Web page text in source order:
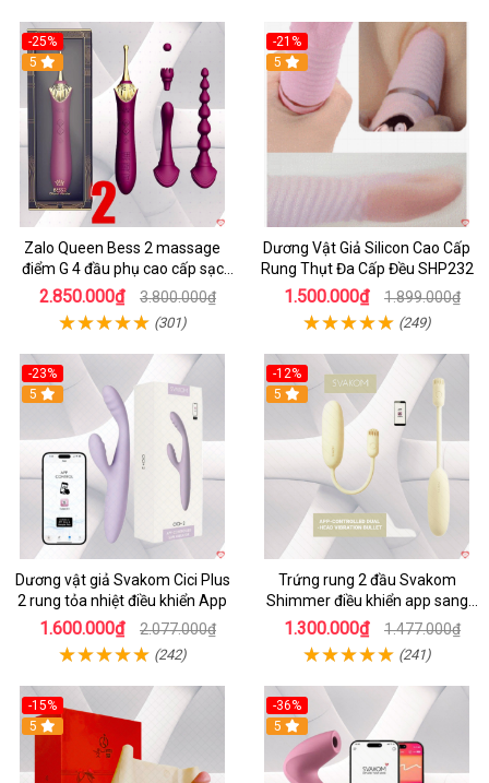
-25%
5
Zalo Queen Bess 2 massage
điểm G 4 đầu phụ cao cấp sạc
tiện lợi
2.850.000₫ 3.800.000₫
(301)
-21%
5
Dương Vật Giả Silicon Cao Cấp
Rung Thụt Đa Cấp Đều SHP232
1.500.000₫ 1.899.000₫
(249)
-23%
5
Dương vật giả Svakom Cici Plus
2 rung tỏa nhiệt điều khiển App
1.600.000₫ 2.077.000₫
(242)
-12%
5
Trứng rung 2 đầu Svakom
Shimmer điều khiển app sang
trọng chất lượng
1.300.000₫ 1.477.000₫
(241)
-15%
5
-36%
5